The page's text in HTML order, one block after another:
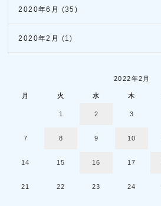
2020年6月 (35)
2020年2月 (1)
2022年2月
月 火 水 木
1 2 3
7 8 9 10
14 15 16 17
21 22 23 24